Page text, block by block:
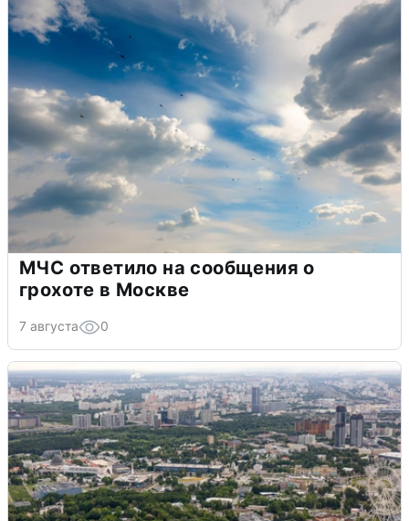
МЧС ответило на сообщения о
грохоте в Москве
7 августа 0